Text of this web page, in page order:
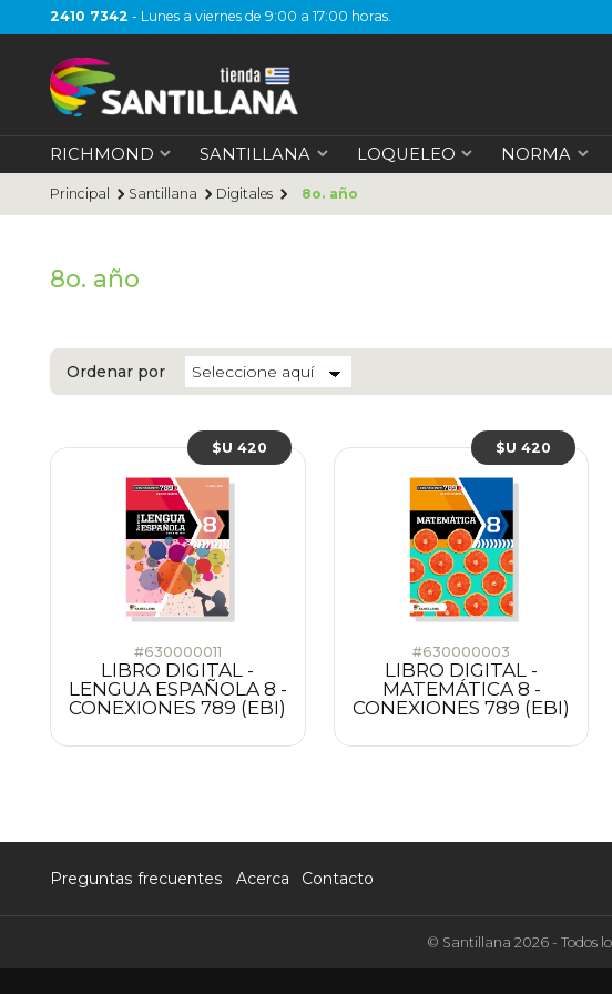
2410 7342 - Lunes a viernes de 9:00 a 17:00 horas.
RICHMOND SANTILLANA LOQUELEO NORMA
Principal Santillana Digitales 8o. año
8o. año
Ordenar por
#630000011
LIBRO DIGITAL -
LENGUA ESPAÑOLA 8 -
CONEXIONES 789 (EBI)
$U 420
#630000003
LIBRO DIGITAL -
MATEMÁTICA 8 -
CONEXIONES 789 (EBI)
$U 420
Preguntas frecuentes Acerca Contacto
© Santillana 2026 - Todos